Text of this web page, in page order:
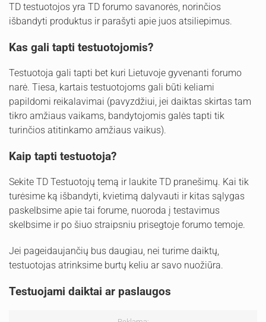
TD testuotojos yra TD forumo savanorės, norinčios
išbandyti produktus ir parašyti apie juos atsiliepimus.
Kas gali tapti testuotojomis?
Testuotoja gali tapti bet kuri Lietuvoje gyvenanti forumo
narė. Tiesa, kartais testuotojoms gali būti keliami
papildomi reikalavimai (pavyzdžiui, jei daiktas skirtas tam
tikro amžiaus vaikams, bandytojomis galės tapti tik
turinčios atitinkamo amžiaus vaikus).
Kaip tapti testuotoja?
Sekite TD Testuotojų temą ir laukite TD pranešimų. Kai tik
turėsime ką išbandyti, kvietimą dalyvauti ir kitas sąlygas
paskelbsime apie tai forume, nuoroda į testavimus
skelbsime ir po šiuo straipsniu prisegtoje forumo temoje.
Jei pageidaujančių bus daugiau, nei turime daiktų,
testuotojas atrinksime burtų keliu ar savo nuožiūra.
Testuojami daiktai ar paslaugos